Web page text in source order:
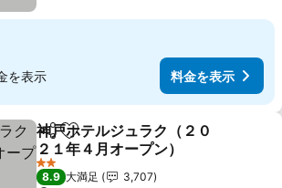
を表示 料金を表示
シェアお気に入りに追加
神戸ホテルジュラク（２０
２１年４月オープン）
2 ホテルのランク
8.9 大満足
3,707